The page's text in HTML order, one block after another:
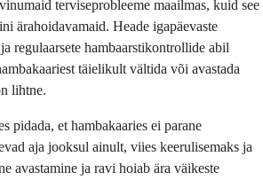
terviseprobleeme maailmas, kuid see
ärahoidavamaid. Heade igapäevaste
regulaarsete hambaarstikontrollide abil
täielikult vältida või avastada
lihtne.
pidada, et hambakaaries ei parane
aja jooksul ainult, viies keerulisemaks ja
avastamine ja ravi hoiab ära väikeste